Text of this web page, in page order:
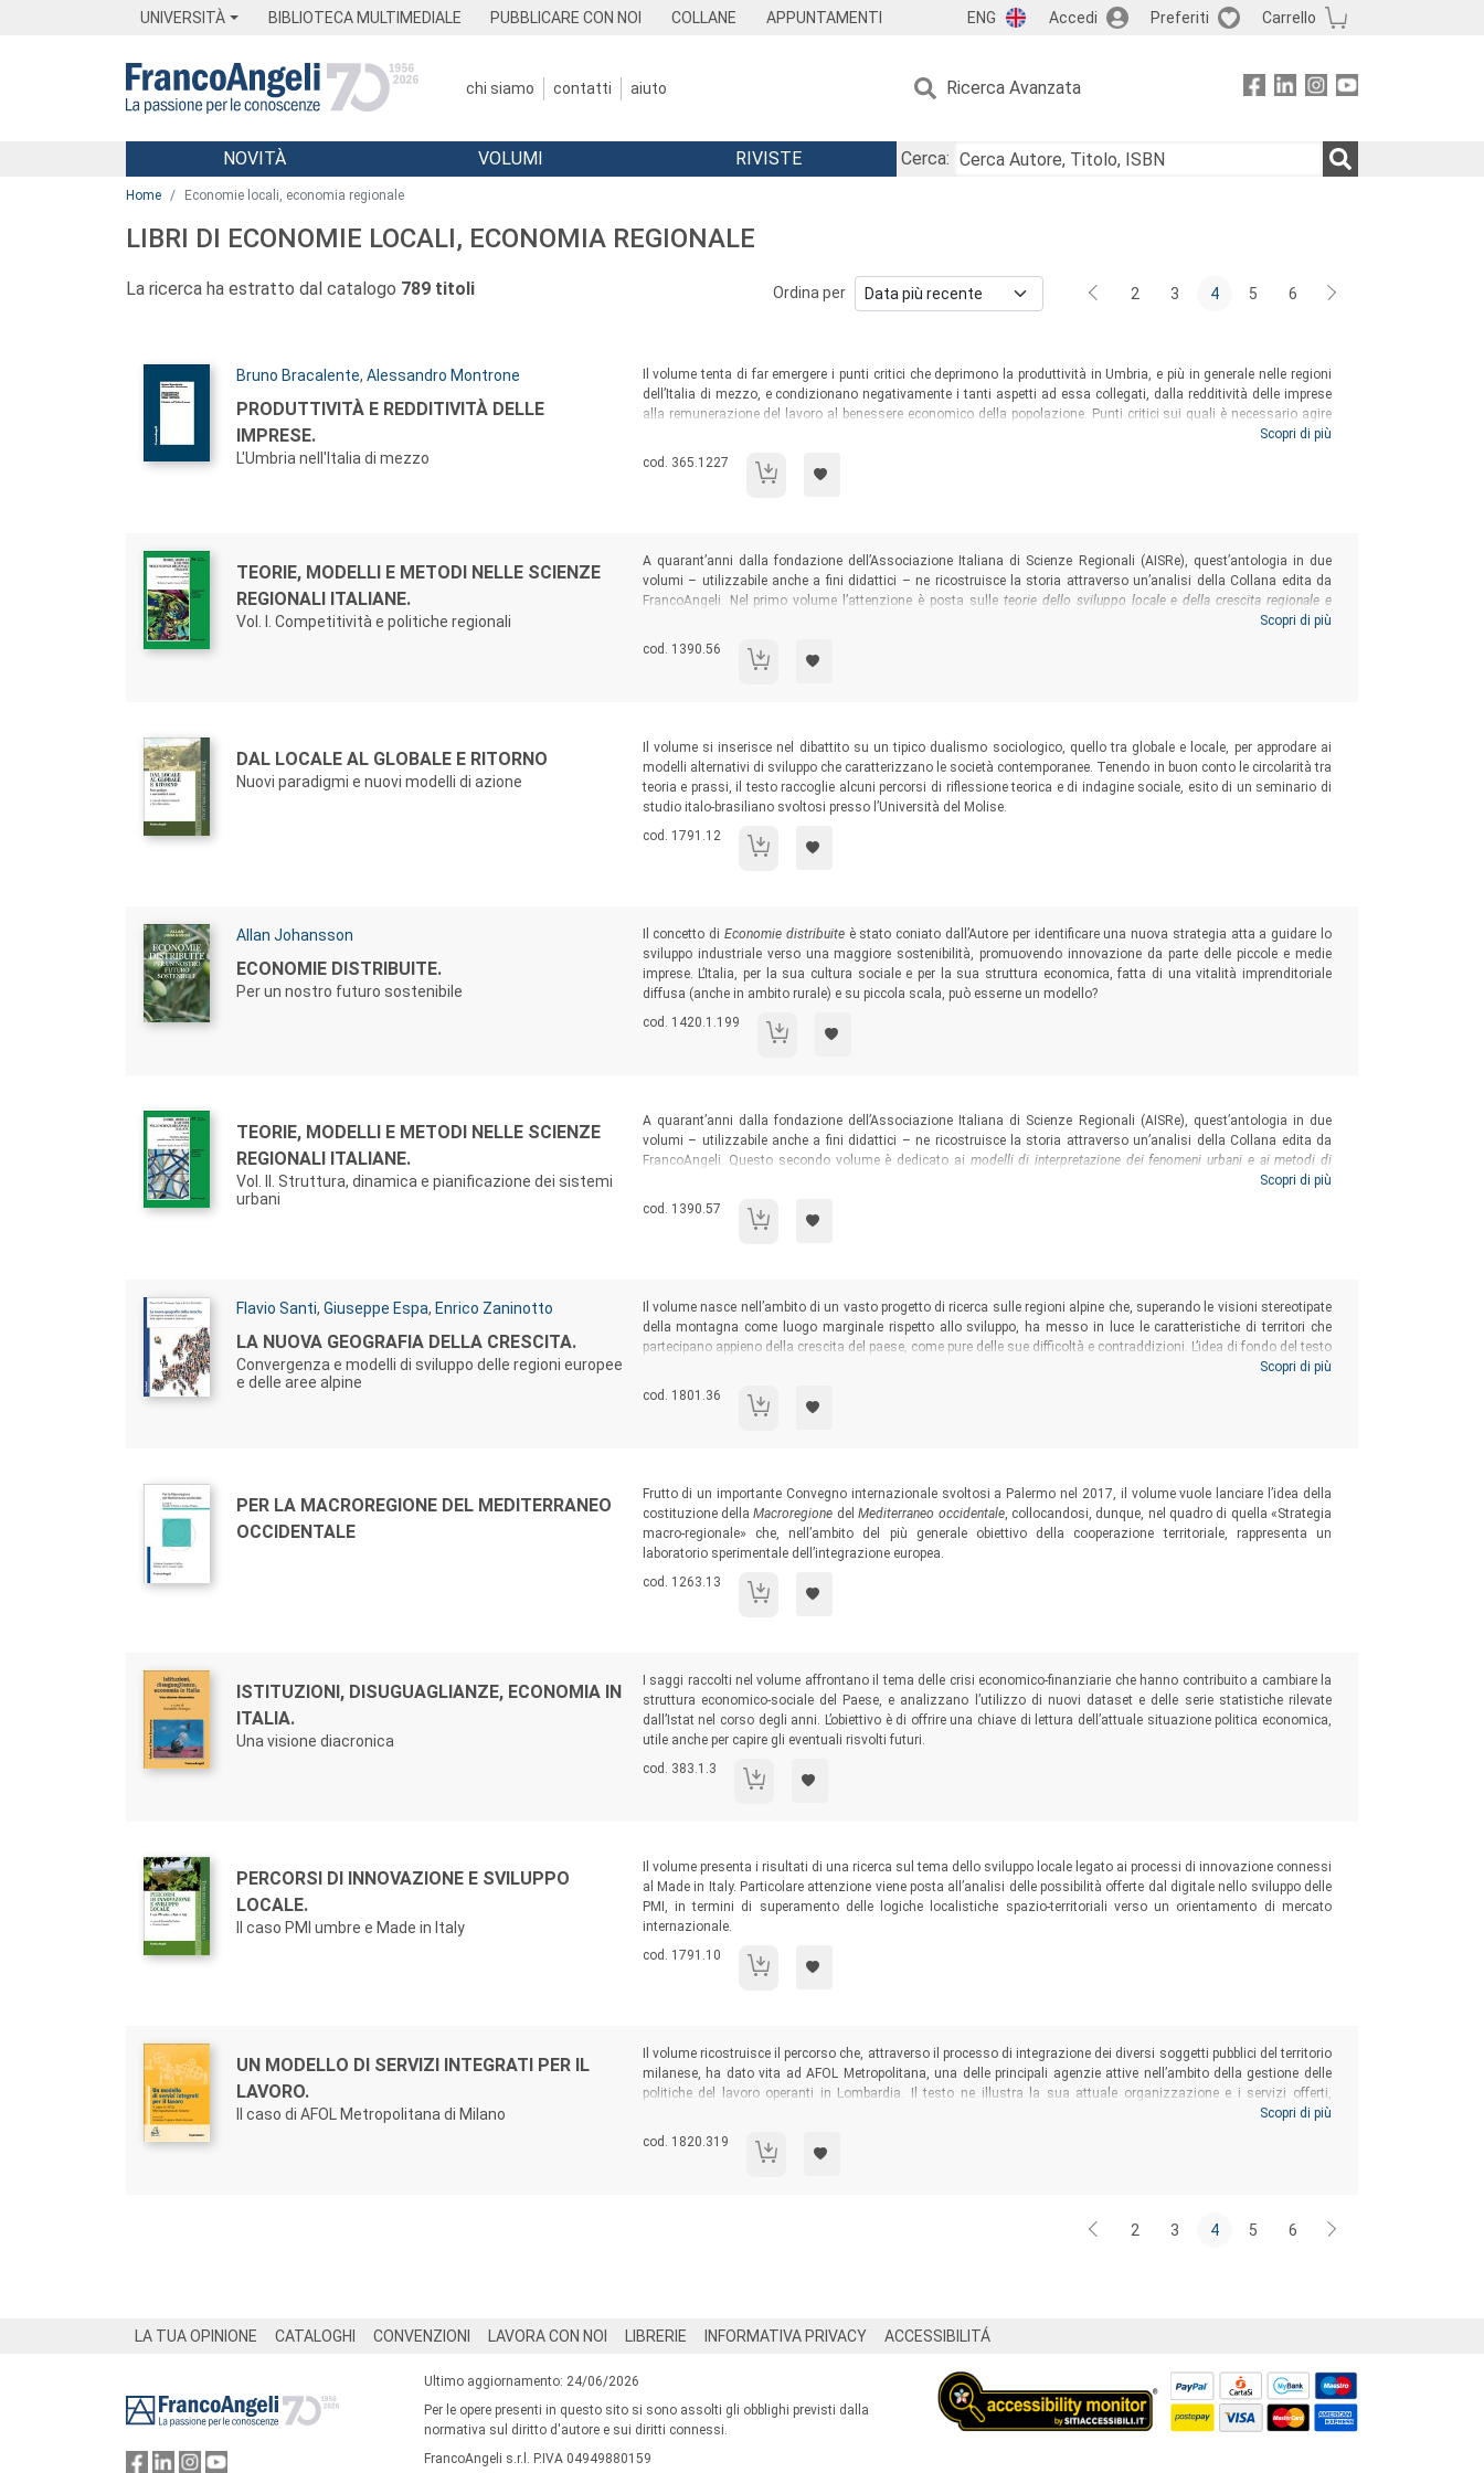
UNIVERSITÀ BIBLIOTECA MULTIMEDIALE PUBBLICARE CON NOI COLLANE APPUNTAMENTI ENG Accedi Preferiti Carrello
chi siamo contatti aiuto Ricerca Avanzata
Menu
NOVITÀ VOLUMI RIVISTE
Cerca:
Home Economie locali, economia regionale
LIBRI DI ECONOMIE LOCALI, ECONOMIA REGIONALE
La ricerca ha estratto dal catalogo 789 titoli Ordina per 2 3 4 5 6
Autori:
Bruno Bracalente, Alessandro Montrone
Titolo:
PRODUTTIVITÀ E REDDITIVITÀ DELLE
IMPRESE.
L'Umbria nell'Italia di mezzo
Sommario:
Il volume tenta di far emergere i punti critici che deprimono la produttività in Umbria, e più in generale nelle regioni
dell’Italia di mezzo, e condizionano negativamente i tanti aspetti ad essa collegati, dalla redditività delle imprese
alla remunerazione del lavoro al benessere economico della popolazione. Punti critici sui quali è necessario agire
attraverso politiche adeguate, da parte sia delle stesse imprese sia delle agenzie e istituzioni pubbliche di
promozione dello sviluppo.
Scopri di più
Codice libro:
cod. 365.1227 Produttività e redditività delle imprese.
Autori:
Titolo:
TEORIE, MODELLI E METODI NELLE SCIENZE
REGIONALI ITALIANE.
Vol. I. Competitività e politiche regionali
Sommario:
A quarant’anni dalla fondazione dell’Associazione Italiana di Scienze Regionali (AISRe), quest’antologia in due
volumi – utilizzabile anche a fini didattici – ne ricostruisce la storia attraverso un’analisi della Collana edita da
FrancoAngeli. Nel primo volume l’attenzione è posta sulle teorie dello sviluppo locale e della crescita regionale e
. Non esaustivi dell’intera produzione di idee sviluppate in quest’ambito dagli
scienziati regionali, i lavori riescono a cogliere la peculiarità dell’AISRe nel trattare il concetto di spazio come
Scopri di più
Codice libro:
cod. 1390.56 Teorie, modelli e metodi nelle scienze regionali italiane.
Autori:
Titolo:
DAL LOCALE AL GLOBALE E RITORNO
Nuovi paradigmi e nuovi modelli di azione
Sommario:
Il volume si inserisce nel dibattito su un tipico dualismo sociologico, quello tra globale e locale, per approdare ai
modelli alternativi di sviluppo che caratterizzano le società contemporanee. Tenendo in buon conto le circolarità tra
teoria e prassi, il testo raccoglie alcuni percorsi di riflessione teorica e di indagine sociale, esito di un seminario di
studio italo-brasiliano svoltosi presso l’Università del Molise.
Codice libro:
cod. 1791.12 Dal locale al globale e ritorno
Autori:
Allan Johansson
Titolo:
ECONOMIE DISTRIBUITE.
Per un nostro futuro sostenibile
Sommario:
Il concetto diEconomie distribuiteè stato coniato dall’Autore per identificare una nuova strategia atta a guidare lo
sviluppo industriale verso una maggiore sostenibilità, promuovendo innovazione da parte delle piccole e medie
imprese. L’Italia, per la sua cultura sociale e per la sua struttura economica, fatta di una vitalità imprenditoriale
diffusa (anche in ambito rurale) e su piccola scala, può esserne un modello?
Codice libro:
cod. 1420.1.199 Economie distribuite.
Autori:
Titolo:
TEORIE, MODELLI E METODI NELLE SCIENZE
REGIONALI ITALIANE.
Vol. II. Struttura, dinamica e pianificazione dei sistemi
urbani
Sommario:
A quarant’anni dalla fondazione dell’Associazione Italiana di Scienze Regionali (AISRe), quest’antologia in due
volumi – utilizzabile anche a fini didattici – ne ricostruisce la storia attraverso un’analisi della Collana edita da
FrancoAngeli. Questo secondo volume è dedicato ai modelli di interpretazione dei fenomeni urbani e ai metodi di
. Non esaustivi dell’intera produzione di idee e temi trattati in quest’ambito dagli scienziati
regionali, i lavori testimoniano l’importanza che la multidisciplinarietà ha giocato all’interno dell’Associazione nello
sviluppare strumenti concettuali di interpretazione della dinamica dei sistemi urbani.
Scopri di più
Codice libro:
cod. 1390.57 Teorie, modelli e metodi nelle scienze regionali italiane.
Autori:
Flavio Santi, Giuseppe Espa, Enrico Zaninotto
Titolo:
LA NUOVA GEOGRAFIA DELLA CRESCITA.
Convergenza e modelli di sviluppo delle regioni europee
e delle aree alpine
Sommario:
Il volume nasce nell’ambito di un vasto progetto di ricerca sulle regioni alpine che, superando le visioni stereotipate
della montagna come luogo marginale rispetto allo sviluppo, ha messo in luce le caratteristiche di territori che
partecipano appieno della crescita del paese, come pure delle sue difficoltà e contraddizioni. L’idea di fondo del testo
è di leggere lo sviluppo regionale nel decennio 2003-2012 alla luce dei modelli di convergenza/divergenza dei livelli
di benessere delle regioni europee.
Scopri di più
Codice libro:
cod. 1801.36 La nuova geografia della crescita.
Autori:
Titolo:
PER LA MACROREGIONE DEL MEDITERRANEO
OCCIDENTALE
Sommario:
Frutto di un importante Convegno internazionale svoltosi a Palermo nel 2017, il volume vuole lanciare l’idea della
costituzione dellaMacroregione delMediterraneo occidentale, collocandosi, dunque, nel quadro di quella «Strategia
macro-regionale» che, nell’ambito del più generale obiettivo della cooperazione territoriale, rappresenta un
laboratorio sperimentale dell’integrazione europea.
Codice libro:
cod. 1263.13 Per la Macroregione del Mediterraneo occidentale
Autori:
Titolo:
ISTITUZIONI, DISUGUAGLIANZE, ECONOMIA IN
ITALIA.
Una visione diacronica
Sommario:
I saggi raccolti nel volume affrontano il tema delle crisi economico-finanziarie che hanno contribuito a cambiare la
struttura economico-sociale del Paese, e analizzano l’utilizzo di nuovi dataset e delle serie statistiche rilevate
dall’Istat nel corso degli anni. L’obiettivo è di offrire una chiave di lettura dell’attuale situazione politica economica,
utile anche per capire gli eventuali risvolti futuri.
Codice libro:
cod. 383.1.3 Istituzioni, disuguaglianze, economia in Italia.
Autori:
Titolo:
PERCORSI DI INNOVAZIONE E SVILUPPO
LOCALE.
Il caso PMI umbre e Made in Italy
Sommario:
Il volume presenta i risultati di una ricerca sul tema dello sviluppo locale legato ai processi di innovazione connessi
al Made in Italy. Particolare attenzione viene posta all’analisi delle possibilità offerte dal digitale nello sviluppo delle
PMI, in termini di superamento delle logiche localistiche spazio-territoriali verso un orientamento di mercato
internazionale.
Codice libro:
cod. 1791.10 Percorsi di innovazione e sviluppo locale.
Autori:
Titolo:
UN MODELLO DI SERVIZI INTEGRATI PER IL
LAVORO.
Il caso di AFOL Metropolitana di Milano
Sommario:
Il volume ricostruisce il percorso che, attraverso il processo di integrazione dei diversi soggetti pubblici del territorio
milanese, ha dato vita ad AFOL Metropolitana, una delle principali agenzie attive nell’ambito della gestione delle
politiche del lavoro operanti in Lombardia. Il testo ne illustra la sua attuale organizzazione e i servizi offerti,
evidenziando la costante capacità di diversificarli nel tempo e di innovarli, per essere al passo con i costanti
mutamenti delle realtà in cui AFOL Metropolitana opera.
Scopri di più
Codice libro:
cod. 1820.319 Un modello di servizi integrati per il lavoro.
2 3 4 5 6
LA TUA OPINIONE CATALOGHI CONVENZIONI LAVORA CON NOI LIBRERIE INFORMATIVA PRIVACY ACCESSIBILITÁ
Ultimo aggiornamento: 24/06/2026
Per le opere presenti in questo sito si sono assolti gli obblighi previsti dalla
normativa sul diritto d'autore e sui diritti connessi.
FrancoAngeli s.r.l. P.IVA 04949880159